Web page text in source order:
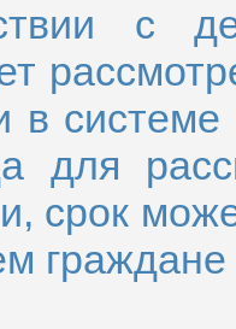
с
в
для
срок